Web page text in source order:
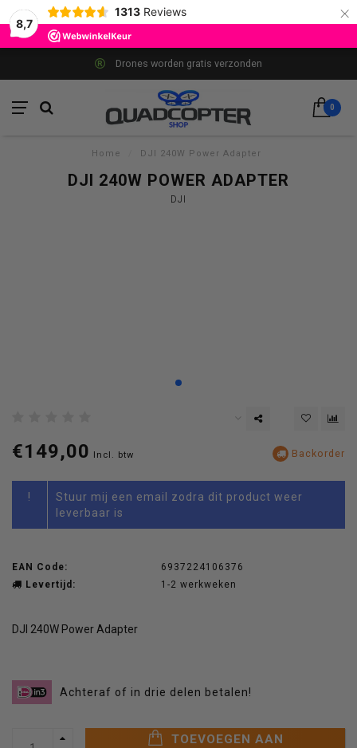
8,7
1313 Reviews ×
Drones worden gratis verzonden
0
Home DJI 240W Power Adapter
DJI 240W POWER ADAPTER
DJI
€149,00 Incl. btw Backorder
!
Stuur mij een email zodra dit product weer
leverbaar is
EAN Code:
6937224106376
Levertijd:
1-2 werkweken
DJI 240W Power Adapter
Achteraf of in drie delen betalen!
TOEVOEGEN AAN